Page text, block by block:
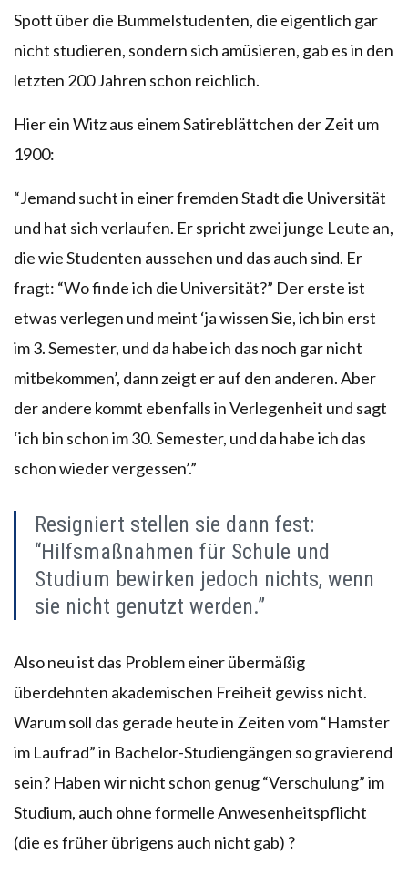
Spott über die Bummelstudenten, die eigentlich gar
nicht studieren, sondern sich amüsieren, gab es in den
letzten 200 Jahren schon reichlich.
Hier ein Witz aus einem Satireblättchen der Zeit um
1900:
“Jemand sucht in einer fremden Stadt die Universität
und hat sich verlaufen. Er spricht zwei junge Leute an,
die wie Studenten aussehen und das auch sind. Er
fragt: “Wo finde ich die Universität?” Der erste ist
etwas verlegen und meint ‘ja wissen Sie, ich bin erst
im 3. Semester, und da habe ich das noch gar nicht
mitbekommen’, dann zeigt er auf den anderen. Aber
der andere kommt ebenfalls in Verlegenheit und sagt
‘ich bin schon im 30. Semester, und da habe ich das
schon wieder vergessen’.”
Resigniert stellen sie dann fest:
“Hilfsmaßnahmen für Schule und
Studium bewirken jedoch nichts, wenn
sie nicht genutzt werden.”
Also neu ist das Problem einer übermäßig
überdehnten akademischen Freiheit gewiss nicht.
Warum soll das gerade heute in Zeiten vom “Hamster
im Laufrad” in Bachelor-Studiengängen so gravierend
sein? Haben wir nicht schon genug “Verschulung” im
Studium, auch ohne formelle Anwesenheitspflicht
(die es früher übrigens auch nicht gab) ?